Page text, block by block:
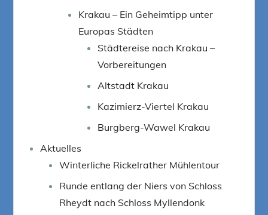
Krakau – Ein Geheimtipp unter
Europas Städten
Städtereise nach Krakau –
Vorbereitungen
Altstadt Krakau
Kazimierz-Viertel Krakau
Burgberg-Wawel Krakau
Aktuelles
Winterliche Rickelrather Mühlentour
Runde entlang der Niers von Schloss
Rheydt nach Schloss Myllendonk